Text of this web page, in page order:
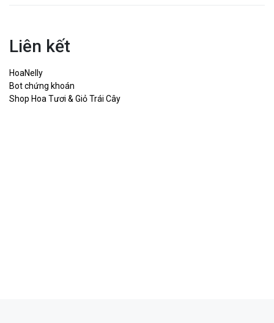
Liên kết
HoaNelly
Bot chứng khoán
Shop Hoa Tươi & Giỏ Trái Cây